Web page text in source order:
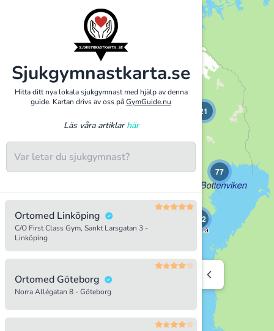
Sjukgymnastkarta.se
Hitta ditt nya lokala sjukgymnast med hjälp av denna
guide. Kartan drivs av oss påGymGuide.nu
Läs våra artiklarhär
Ortomed Linköping
C/O First Class Gym, Sankt Larsgatan 3 -
Linköping
Ortomed Göteborg
Norra Allégatan 8 - Göteborg
16
19
21
132
77